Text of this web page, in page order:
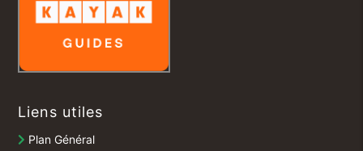
Liens utiles
Plan Général